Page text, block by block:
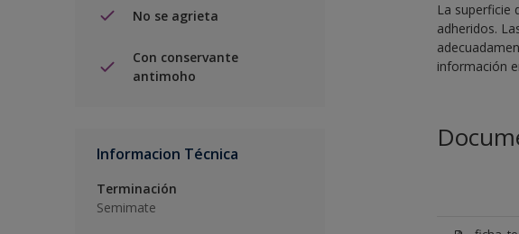
No se agrieta
Con conservante
antimoho
Informacion Técnica
Terminación
Semimate
La superficie
adheridos.
información